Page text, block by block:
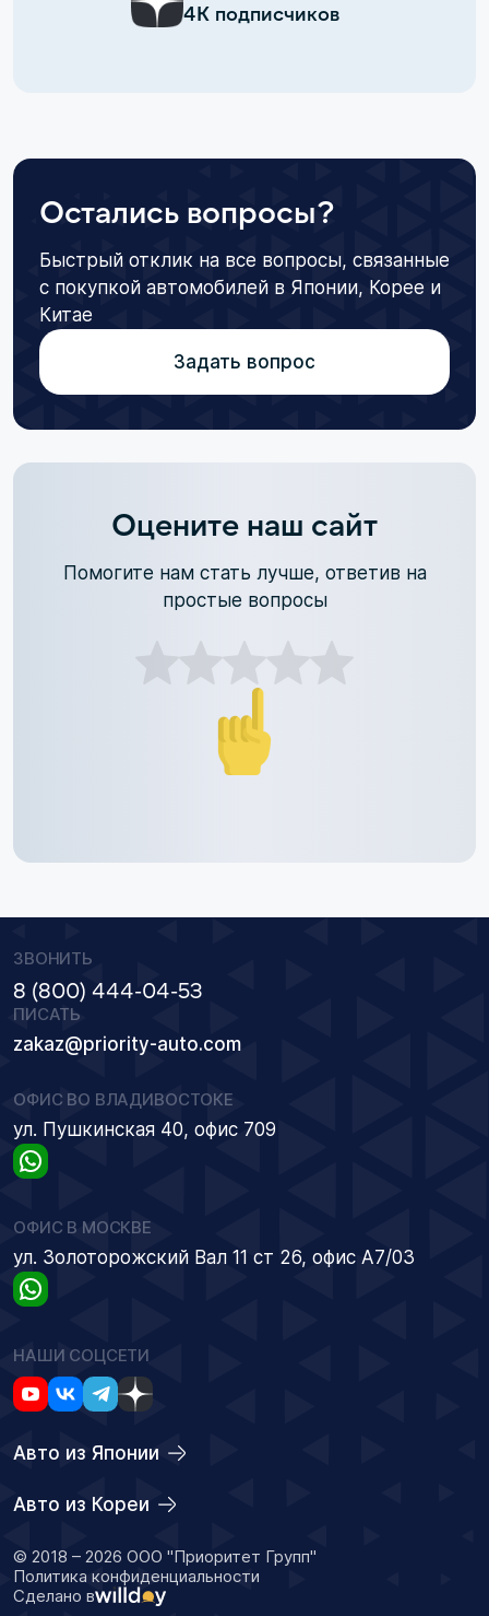
4К подписчиков
Остались вопросы?
Быстрый отклик на все вопросы, связанные
с покупкой автомобилей в Японии, Корее и
Китае
Задать вопрос
Оцените наш сайт
Помогите нам стать лучше, ответив на
простые вопросы
ЗВОНИТЬ
8 (800) 444-04-53
ПИСАТЬ
zakaz@priority-auto.com
ОФИС ВО ВЛАДИВОСТОКЕ
ул. Пушкинская 40, офис 709
ОФИС В МОСКВЕ
ул. Золоторожский Вал 11 ст 26, офис А7/03
НАШИ СОЦСЕТИ
Авто из Японии
Авто из Кореи
© 2018 – 2026 ООО "Приоритет Групп"
Политика конфиденциальности
Сделано в